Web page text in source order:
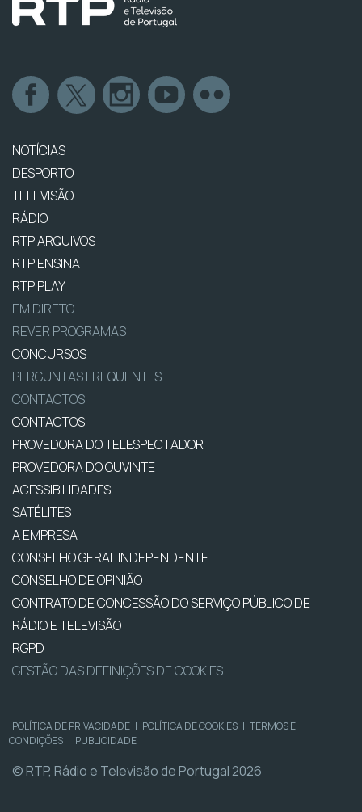
NOTÍCIAS
DESPORTO
TELEVISÃO
RÁDIO
RTP ARQUIVOS
RTP ENSINA
RTP PLAY
EM DIRETO
REVER PROGRAMAS
CONCURSOS
PERGUNTAS FREQUENTES
CONTACTOS
CONTACTOS
PROVEDORA DO TELESPECTADOR
PROVEDORA DO OUVINTE
ACESSIBILIDADES
SATÉLITES
A EMPRESA
CONSELHO GERAL INDEPENDENTE
CONSELHO DE OPINIÃO
CONTRATO DE CONCESSÃO DO SERVIÇO PÚBLICO DE
RÁDIO E TELEVISÃO
RGPD
GESTÃO DAS DEFINIÇÕES DE COOKIES
POLÍTICA DE PRIVACIDADE | POLÍTICA DE COOKIES | TERMOS E
CONDIÇÕES | PUBLICIDADE
© RTP, Rádio e Televisão de Portugal 2026